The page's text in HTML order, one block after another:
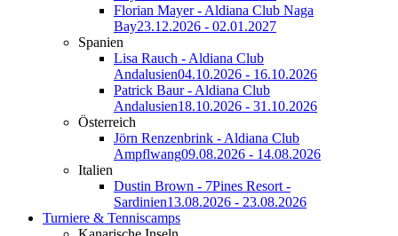
Florian Mayer - Aldiana Club Naga
Bay23.12.2026 - 02.01.2027
Spanien
Lisa Rauch - Aldiana Club
Andalusien04.10.2026 - 16.10.2026
Patrick Baur - Aldiana Club
Andalusien18.10.2026 - 31.10.2026
Österreich
Jörn Renzenbrink - Aldiana Club
Ampflwang09.08.2026 - 14.08.2026
Italien
Dustin Brown - 7Pines Resort -
Sardinien13.08.2026 - 23.08.2026
Turniere & Tenniscamps